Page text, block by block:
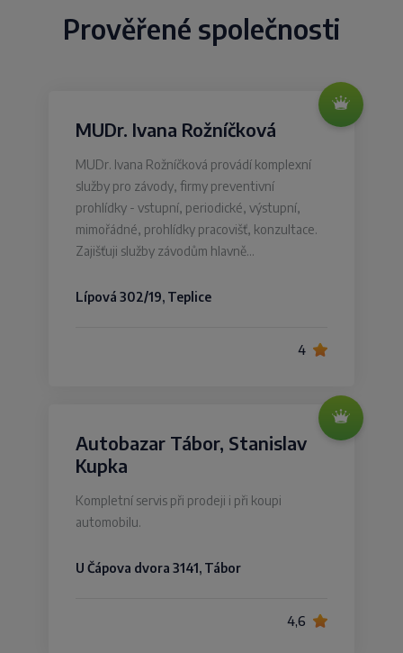
Prověřené společnosti
MUDr. Ivana Rožníčková
MUDr. Ivana Rožníčková provádí komplexní
služby pro závody, firmy preventivní
prohlídky - vstupní, periodické, výstupní,
mimořádné, prohlídky pracovišť, konzultace.
Zajišťuji služby závodům hlavně…
Lípová 302/19, Teplice
4
Autobazar Tábor, Stanislav
Kupka
Kompletní servis při prodeji i při koupi
automobilu.
U Čápova dvora 3141, Tábor
4,6